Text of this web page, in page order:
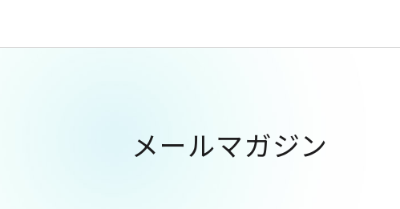
メールマガジン